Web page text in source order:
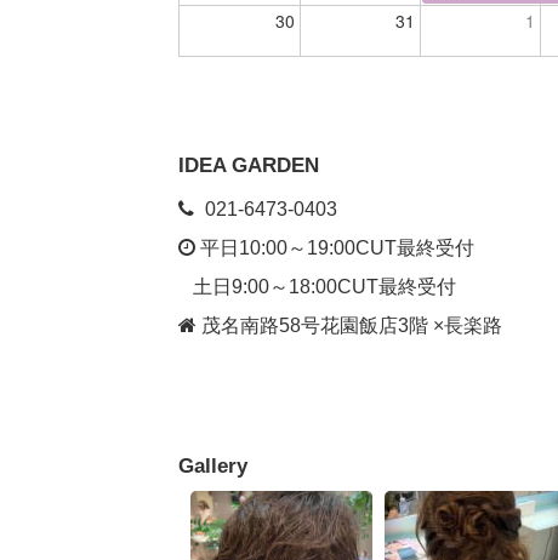
30 31 1
IDEA GARDEN
021-6473-0403
平日10:00～19:00CUT最終受付
土日9:00～18:00CUT最終受付
茂名南路58号花園飯店3階 ×長楽路
Gallery